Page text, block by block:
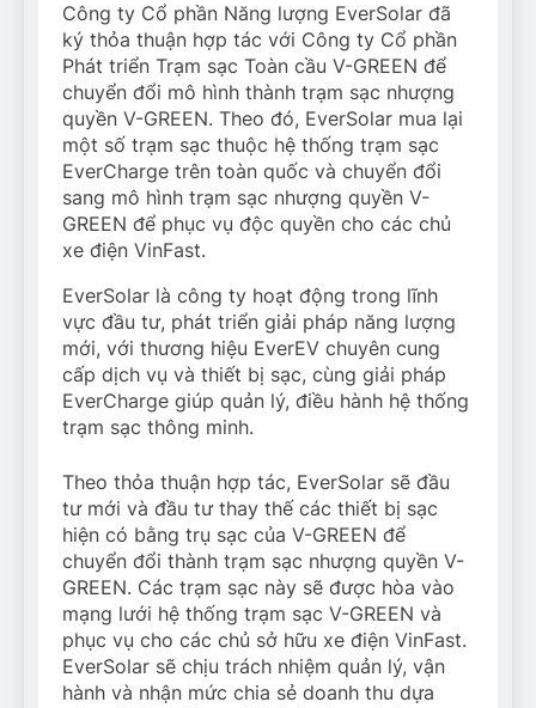
Công ty Cổ phần Năng lượng EverSolar đã
ký thỏa thuận hợp tác với Công ty Cổ phần
Phát triển Trạm sạc Toàn cầu V-GREEN để
chuyển đổi mô hình thành trạm sạc nhượng
quyền V-GREEN. Theo đó, EverSolar mua lại
một số trạm sạc thuộc hệ thống trạm sạc
EverCharge trên toàn quốc và chuyển đổi
sang mô hình trạm sạc nhượng quyền V-
GREEN để phục vụ độc quyền cho các chủ
xe điện VinFast.
EverSolar là công ty hoạt động trong lĩnh
vực đầu tư, phát triển giải pháp năng lượng
mới, với thương hiệu EverEV chuyên cung
cấp dịch vụ và thiết bị sạc, cùng giải pháp
EverCharge giúp quản lý, điều hành hệ thống
trạm sạc thông minh.
Theo thỏa thuận hợp tác, EverSolar sẽ đầu
tư mới và đầu tư thay thế các thiết bị sạc
hiện có bằng trụ sạc của V-GREEN để
chuyển đổi thành trạm sạc nhượng quyền V-
GREEN. Các trạm sạc này sẽ được hòa vào
mạng lưới hệ thống trạm sạc V-GREEN và
phục vụ cho các chủ sở hữu xe điện VinFast.
EverSolar sẽ chịu trách nhiệm quản lý, vận
hành và nhận mức chia sẻ doanh thu dựa